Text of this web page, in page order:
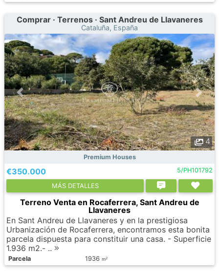
Comprar · Terrenos · Sant Andreu de Llavaneres
Cataluña, España
4
Premium Houses
€350.000 5/PH101792
МÁS DETALLES
Terreno Venta en Rocaferrera, Sant Andreu de
Llavaneres
En Sant Andreu de Llavaneres y en la prestigiosa
Urbanización de Rocaferrera, encontramos esta bonita
parcela dispuesta para constituir una casa. - Superficie
1.936 m2.- ..
Parcela 1936 m2